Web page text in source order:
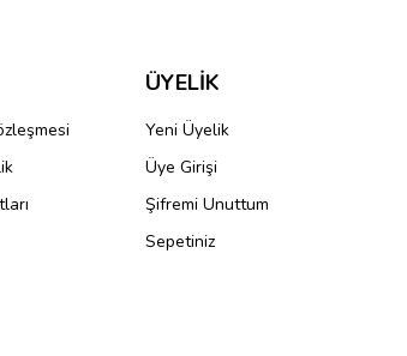
ÜYELİK
Yeni Üyelik
Üye Girişi
Şifremi Unuttum
Sepetiniz